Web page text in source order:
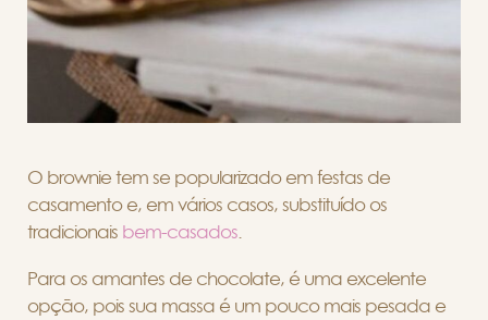
O brownie tem se popularizado em festas de
casamento e, em vários casos, substituído os
tradicionais bem-casados
Para os amantes de chocolate, é uma excelente
opção, pois sua massa é um pouco mais pesada e